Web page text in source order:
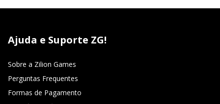
Ajuda e Suporte ZG!
Sobre a Zilion Games
Perguntas Frequentes
Formas de Pagamento